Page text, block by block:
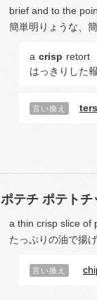
brief and to the
簡単明りょうな、
a crisp retort
はっきりした
言い換え
ポテチ ポテトチ
a thin crisp slice of
たっぷりの油で揚
言い換え